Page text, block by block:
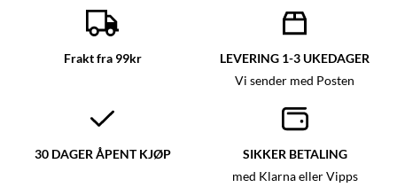
Frakt fra 99kr LEVERING 1-3 UKEDAGER
Vi sender med Posten
30 DAGER ÅPENT KJØP SIKKER BETALING
med Klarna eller Vipps